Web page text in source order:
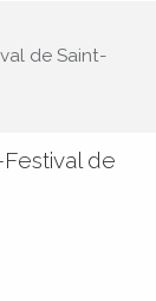
de Saint-
Festival de